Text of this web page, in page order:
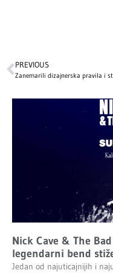
PREVIOUS
Nick Cave & The
legendarni bend
Jedan od najuticajnijih i